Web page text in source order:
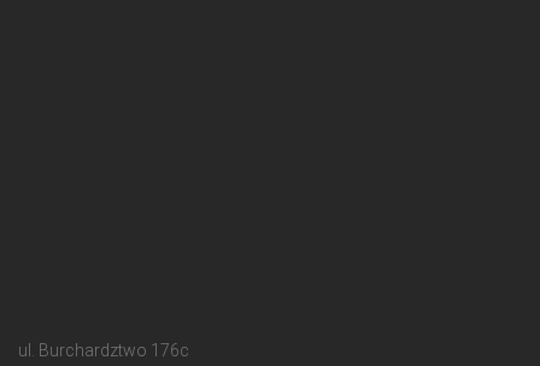
ul. Burchardztwo 176c